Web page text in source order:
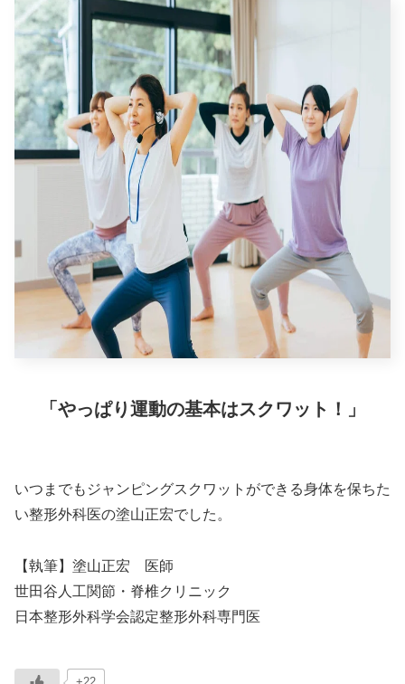
「やっぱり運動の基本はスクワット！」
いつまでもジャンピングスクワットができる身体を保ちた
い整形外科医の塗山正宏でした。
【執筆】塗山正宏 医師
世田谷人工関節・脊椎クリニック
日本整形外科学会認定整形外科専門医
+22